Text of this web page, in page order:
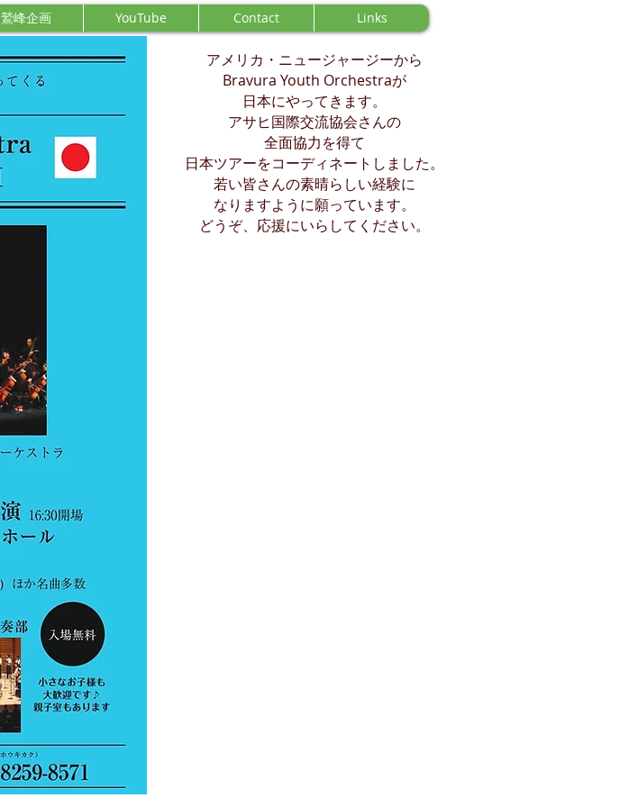
鷲峰企画 YouTube Contact Links
アメリカ・ニュージャージーから
Bravura Youth Orchestraが
日本にやってきます。
アサヒ国際交流協会さんの
全面協力を得て
日本ツアーをコーディネートしました。
若い皆さんの素晴らしい経験に
なりますように願っています。
どうぞ、応援にいらしてください。